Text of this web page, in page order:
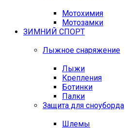
Мотохимия
Мотозамки
ЗИМНИЙ СПОРТ
Лыжное снаряжение
Лыжи
Крепления
Ботинки
Палки
Защита для сноуборда
Шлемы